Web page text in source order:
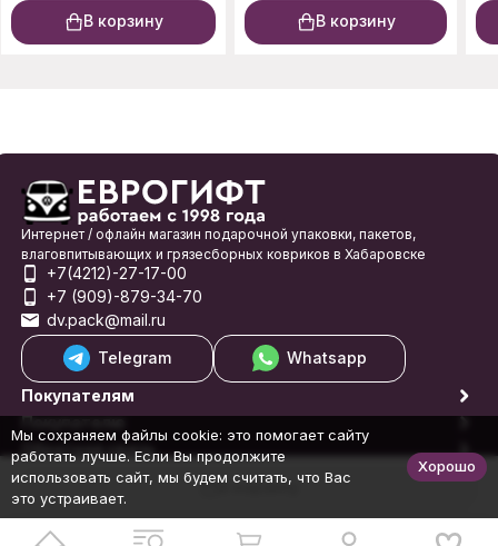
В корзину
В корзину В корзину
Интернет / офлайн магазин подарочной упаковки, пакетов,
влаговпитывающих и грязесборных ковриков в Хабаровске
+7(4212)-27-17-00
+7 (909)-879-34-70
dv.pack@mail.ru
Telegram
Whatsapp
Покупателям
Покупателю
Обратная связь
© 1998-2026 Еврогифт
Мы сохраняем файлы cookie: это помогает сайту
работать лучше. Если Вы продолжите
использовать сайт, мы будем считать, что Вас
это устраивает.
Хорошо